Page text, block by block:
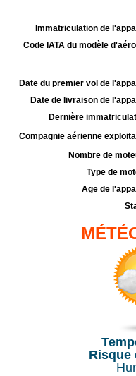
Immatriculation de
Code IATA du modèle
Date du premier vol de
Date de livraison de
Dernière
Compagnie aérienne
Nombre de
Type de
Age de
Risque